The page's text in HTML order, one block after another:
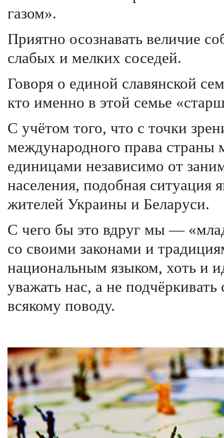
газом».
Приятно осознавать величие
слабых и мелких соседей.
Говоря о единой славянской
кто именно в этой семье
С учётом того, что с точки
международного права
единицами независимо от
населения, подобная ситуация
жителей Украины и Беларуси.
С чего бы это вдруг мы —
со своими законами и
национальным языком, хоть и
уважать нас, а не
всякому поводу.